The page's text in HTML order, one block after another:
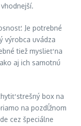
Je potrebné
výrobca uvádza
tiež myslieť na
aj ich samotnú
strešný box na
na pozdĺžnom
cez špeciálne